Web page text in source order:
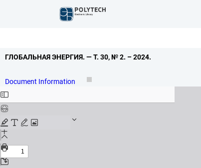
ГЛОБАЛЬНАЯ ЭНЕРГИЯ. — Т. 30,№ 2. – 2024.
Document Information